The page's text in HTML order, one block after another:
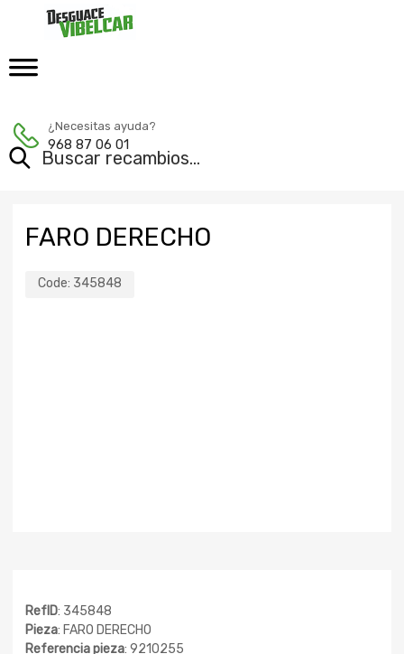
¿Necesitas ayuda?
968 87 06 01
FARO DERECHO
Code: 345848
RefID: 345848
Pieza: FARO DERECHO
Referencia pieza: 9210255